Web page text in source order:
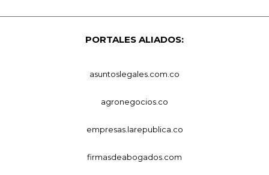
PORTALES ALIADOS:
asuntoslegales.com.co
agronegocios.co
empresas.larepublica.co
firmasdeabogados.com